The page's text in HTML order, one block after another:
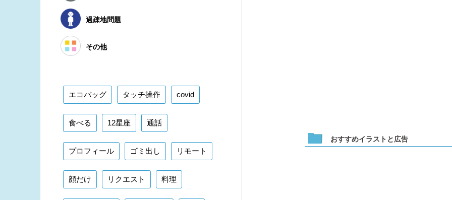
おすすめイラストと広告
過疎地問題
その他
エコバッグ タッチ操作 covid
食べる 12星座 通話
プロフィール ゴミ出し リモート
顔だけ リクエスト 料理